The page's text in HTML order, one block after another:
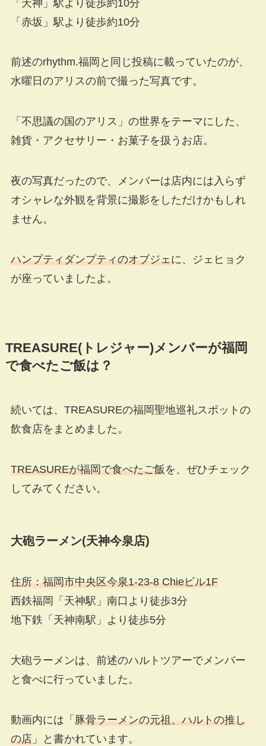
「天神」駅より徒歩約10分
「赤坂」駅より徒歩約10分
前述のrhythm.福岡と同じ投稿に載っていたのが、
水曜日のアリスの前で撮った写真です。
「不思議の国のアリス」の世界をテーマにした、
雑貨・アクセサリー・お菓子を扱うお店。
夜の写真だったので、メンバーは店内には入らず
オシャレな外観を背景に撮影をしただけかもしれ
ません。
ハンプティダンプティのオブジェに、ジェヒョク
が座っていましたよ。
TREASURE(トレジャー)メンバーが福岡
で食べたご飯は？
続いては、TREASUREの福岡聖地巡礼スポットの
飲食店をまとめました。
TREASUREが福岡で食べたご飯を、ぜひチェック
してみてください。
大砲ラーメン(天神今泉店)
住所：福岡市中央区今泉1-23-8 Chieビル1F
西鉄福岡「天神駅」南口より徒歩3分
地下鉄「天神南駅」より徒歩5分
大砲ラーメンは、前述のハルトツアーでメンバー
と食べに行っていました。
動画内には「 豚骨ラーメンの元祖、ハルトの推し
の店」と書かれています。